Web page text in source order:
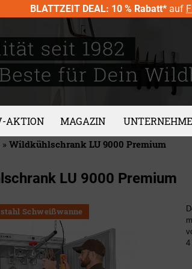
BLATTZEIT DEAL: 10 % Rabatt* auf
AKTION MAGAZIN
» Wildkühlschrank LU 9000 Premium
LU 9000 Premium
Schweißwanne
4